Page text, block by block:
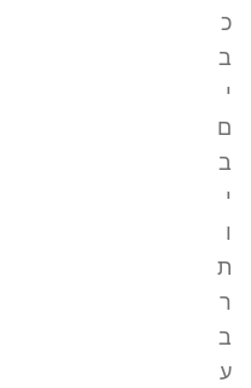
כ
ב
י
ם
ב
י
ו
ת
ר
ב
ע